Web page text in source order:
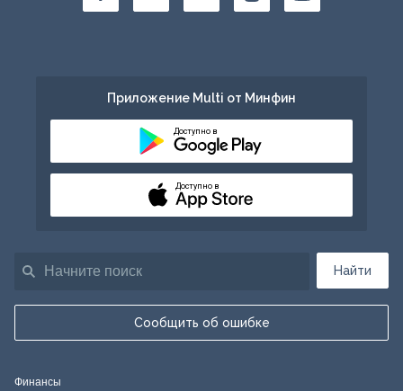
Найти
Сообщить об ошибке
Приложение Multi от Минфин
Доступно в
Доступно в
Финансы